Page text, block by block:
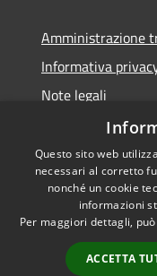
Amministrazione
Informativa
Note legali
Dichiarazione di
RSS
Accessibilità
Questo sito web
necessari al corretto
nonché un cookie
informazioni
Per maggiori dettagli,
ACCETTA